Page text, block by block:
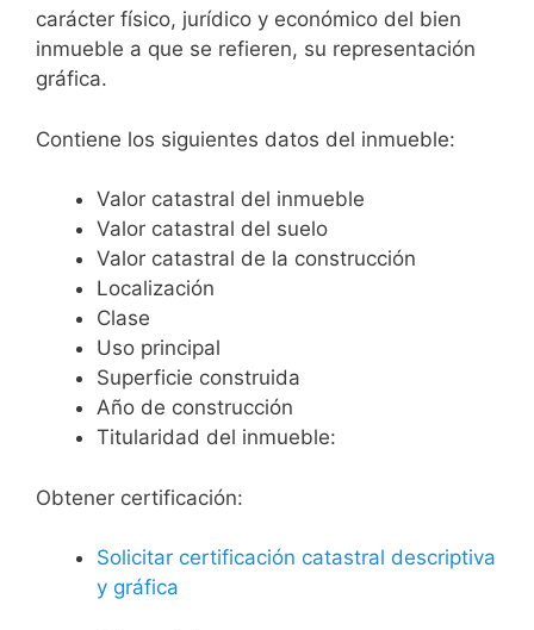
carácter físico, jurídico y económico del bien
inmueble a que se refieren, su representación
gráfica.
Contiene los siguientes datos del inmueble:
Valor catastral del inmueble
Valor catastral del suelo
Valor catastral de la construcción
Localización
Clase
Uso principal
Superficie construida
Año de construcción
Titularidad del inmueble:
Obtener certificación:
Solicitar certificación catastral descriptiva
y gráfica